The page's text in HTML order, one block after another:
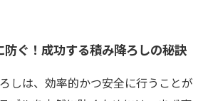
防ぐ！成功する積み降ろしの秘訣
しは、効率的かつ安全に行うことが